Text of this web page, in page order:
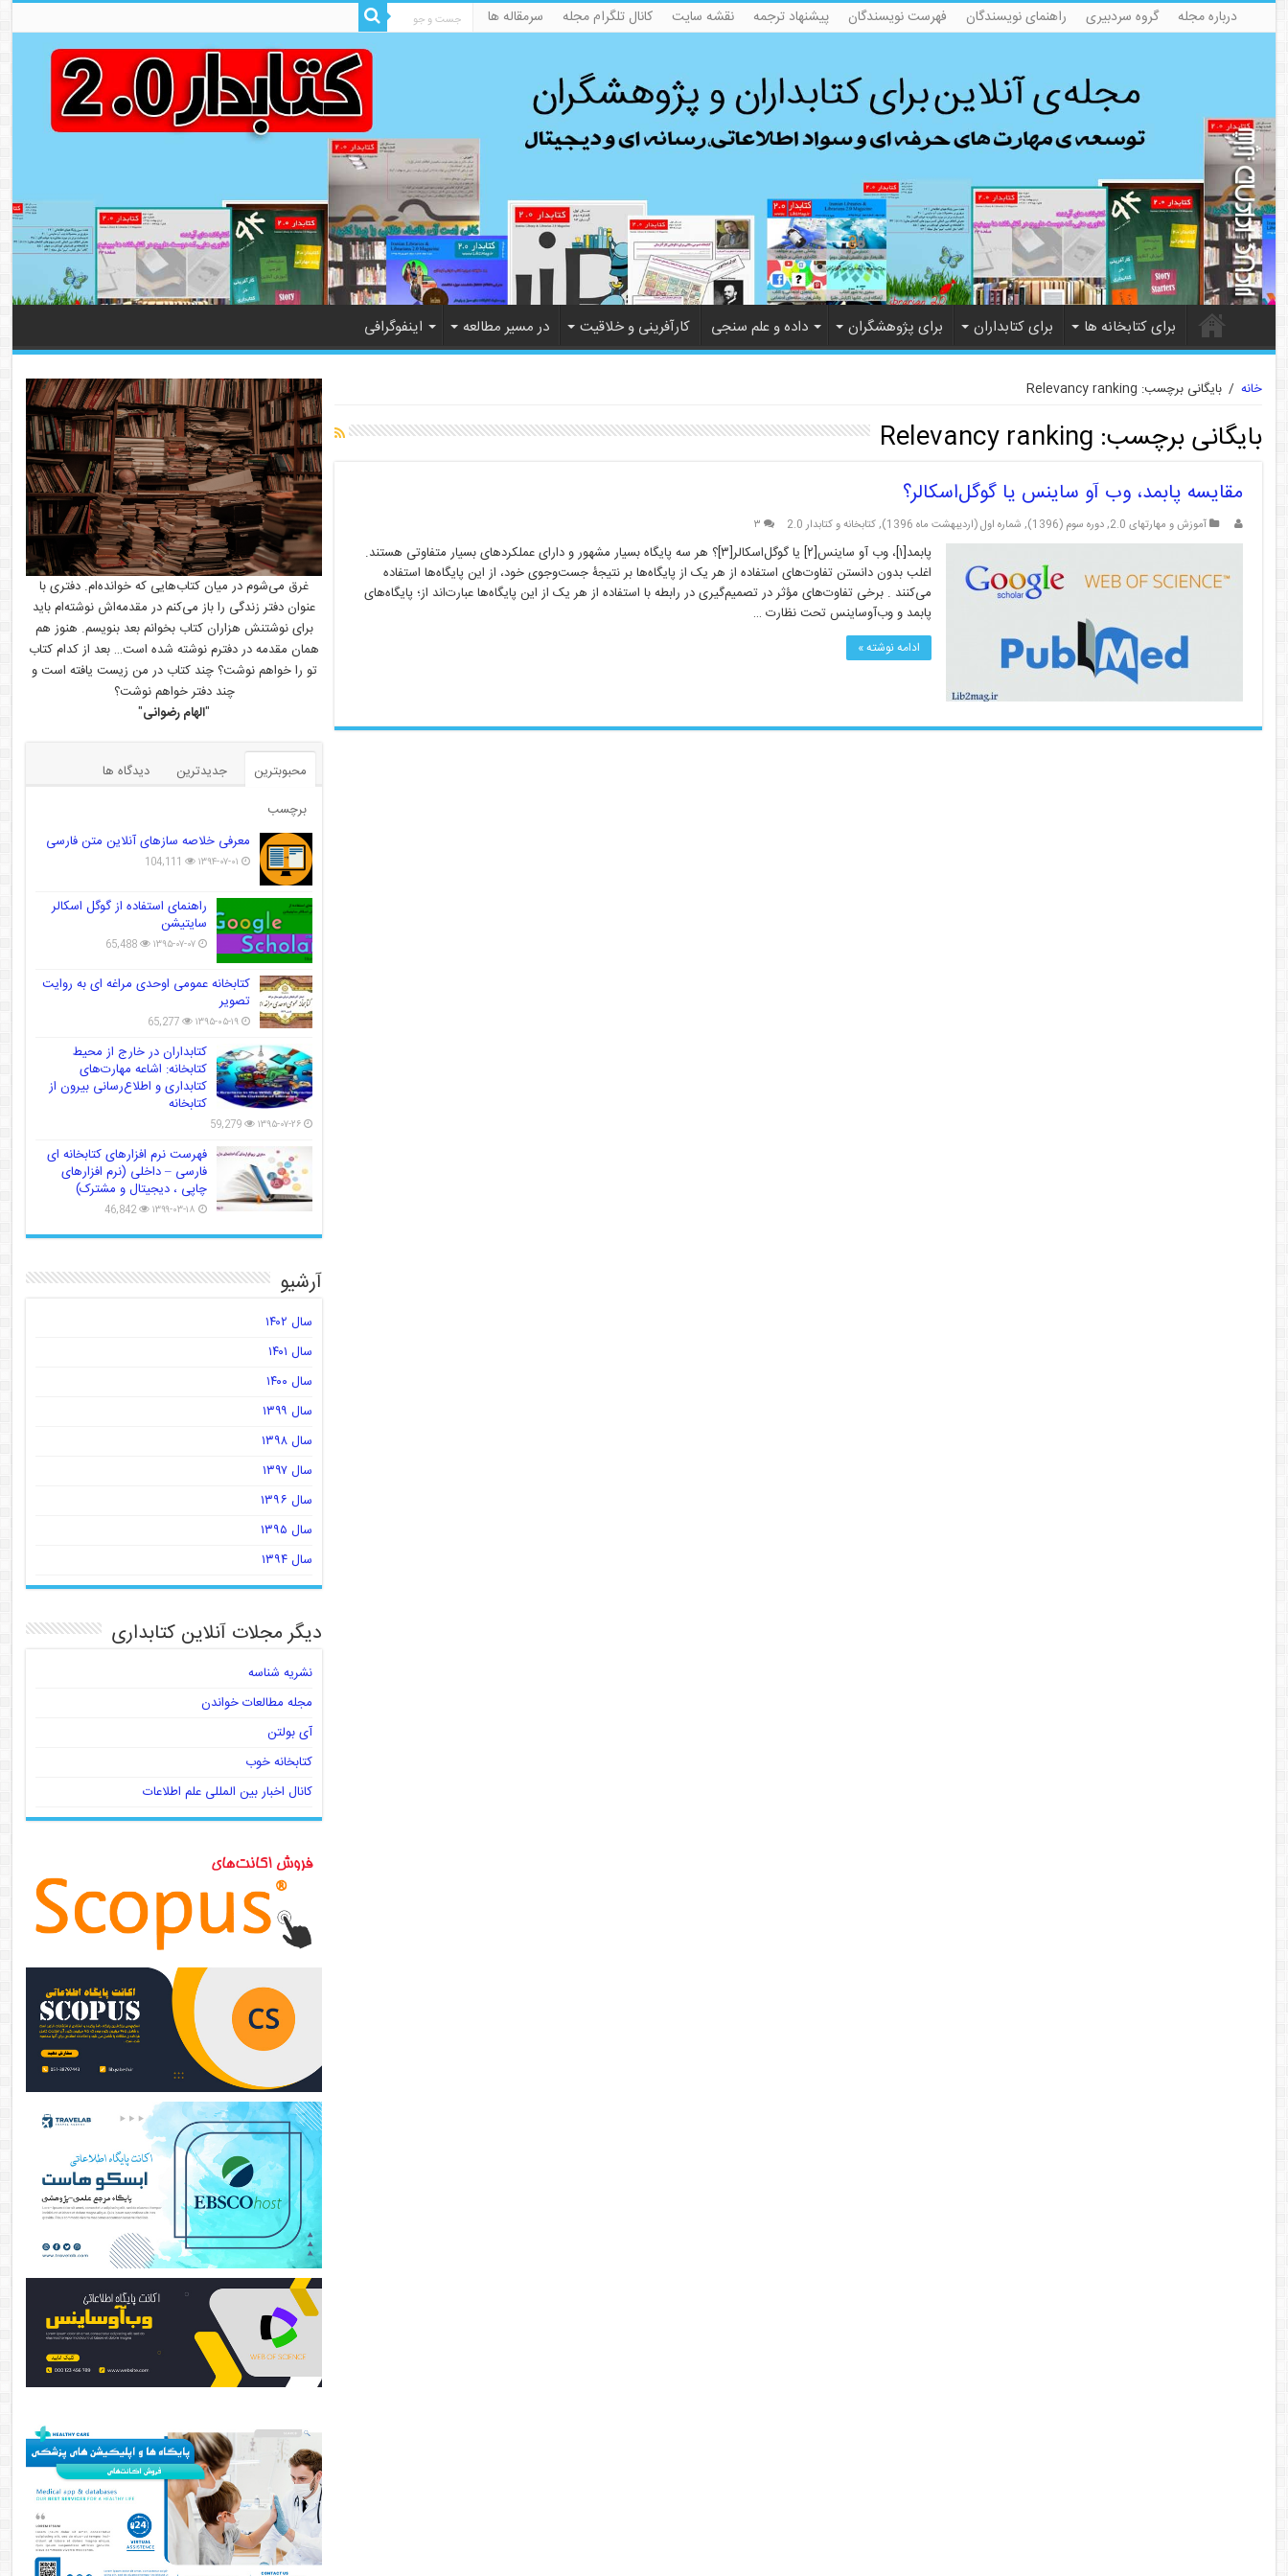
درباره مجله گروه سردبیری راهنمای نویسندگان فهرست نویسندگان پیشنهاد ترجمه نقشه سایت کانال تلگرام مجله سرمقاله ها
برای کتابخانه ها برای کتابداران برای پژوهشگران داده و علم سنجی کارآفرینی و خلاقیت در مسیر مطالعه اینفوگرافی
خانه / بایگانی برچسب: Relevancy ranking
بایگانی برچسب: Relevancy ranking
مقایسه پابمد، وب آو ساینس یا گوگل‌اسکالر؟
آموزش و مهارتهای 2.0 ,دوره سوم (1396) , شماره اول (اردیبهشت ماه 1396) ,کتابخانه و کتابدار 2.0 ۳
پابمد[۱]، وب آو ساینس[۲] یا گوگل‌اسکالر[۳]؟ هر سه پایگاه بسیار مشهور و دارای عملکردهای بسیار متفاوتی هستند.
اغلب بدون دانستن تفاوت‌های استفاده از هر یک از پایگاه‌ها بر نتیجۀ جست‌وجوی خود، از این پایگاه‌ها استفاده
می‌کنند . برخی تفاوت‌های مؤثر در تصمیم‌گیری در رابطه با استفاده از هر یک از این پایگاه‌ها عبارت‌اند از؛ پایگاه‌های
پابمد و وب‌آو‌ساینس تحت نظارت …
ادامه نوشته »
غرق می‌شوم در میان کتاب‌هایی که خوانده‌ام. دفتری با
عنوان دفتر زندگی را باز می‌کنم در مقدمه‌اش نوشته‌ام باید
برای نوشتنش هزاران کتاب بخوانم بعد بنویسم. هنوز هم
همان مقدمه در دفترم نوشته شده است… بعد از کدام کتاب
تو را خواهم نوشت؟ چند کتاب در من زیست یافته است و
چند دفتر خواهم نوشت؟
"الهام رضوانی"
محبوبترین جدیدترین
دیدگاه ها
برچسب
معرفی خلاصه سازهای آنلاین متن فارسی
۱۳۹۴-۰۷-۰۱ 104,111
راهنمای استفاده از گوگل اسکالر
سایتیشن
۱۳۹۵-۰۷-۰۷ 65,488
کتابخانه عمومی اوحدی مراغه ای به روایت
تصویر
۱۳۹۵-۰۵-۱۹ 65,277
کتابداران در خارج از محیط
کتابخانه: اشاعه مهارت‌های
کتابداری و اطلاع‌رسانی بیرون از
کتابخانه
۱۳۹۵-۰۷-۲۶ 59,279
فهرست نرم افزارهای کتابخانه ای
فارسی – داخلی (نرم افزارهای
چاپی ، دیجیتال و مشترک)
۱۳۹۹-۰۳-۱۸ 46,842
آرشیو
سال ۱۴۰۲
سال ۱۴۰۱
سال ۱۴۰۰
سال ۱۳۹۹
سال ۱۳۹۸
سال ۱۳۹۷
سال ۱۳۹۶
سال ۱۳۹۵
سال ۱۳۹۴
دیگر مجلات آنلاین کتابداری
نشریه شناسه
مجله مطالعات خواندن
آی بولتن
کتابخانه خوب
کانال اخبار بین المللی علم اطلاعات